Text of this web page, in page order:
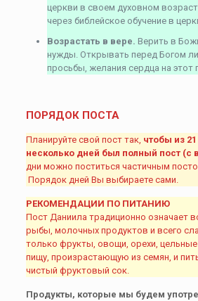
церкви в своем духовном
через библейское обучение в
Возрастать в вере. Верить в
нужды. Открывать перед Богом
просьбы, желания сердца на этот
ПОРЯДОК ПОСТА
Планируйте свой пост так, чтобы из
несколько дней был полный пост (с
дни можно поститься частичным
Порядок дней Вы выбираете сами.
РЕКОМЕНДАЦИИ ПО ПИТАНИЮ
Пост Даниила традиционно означает
рыбы, молочных продуктов и всего
только фрукты, овощи, орехи,
пищу, произрастающую из семян, и
чистый фруктовый сок.
Продукты, которые мы будем